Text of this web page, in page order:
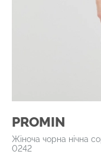
PROMIN
Жіноча чорна нічна
0242